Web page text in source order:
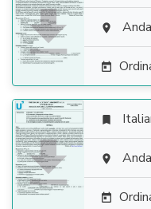
 




